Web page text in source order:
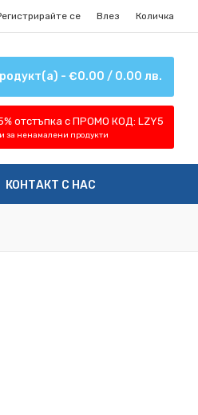
се Влез Количка
- €0.00 / 0.00 лв.
отстъпка с ПРОМО КОД: LZY5
за ненамалени продукти
КОНТАКТ С НАС